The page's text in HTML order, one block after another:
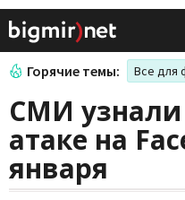
Горячие темы: Все для
СМИ
атаке на
января